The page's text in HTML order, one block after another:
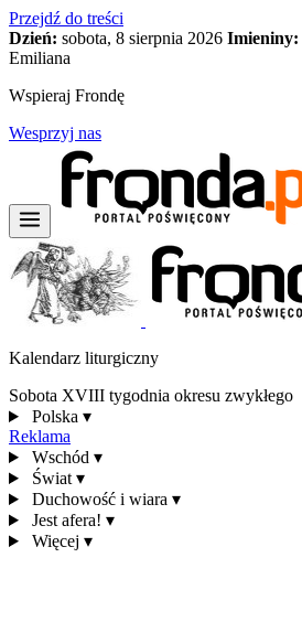
Przejdź do treści
Dzień: sobota, 8 sierpnia 2026 Imieniny:
Emiliana
Wspieraj Frondę
Wesprzyj nas
Kalendarz liturgiczny
Sobota XVIII tygodnia okresu zwykłego
Polska ▾
Reklama
Wschód ▾
Świat ▾
Duchowość i wiara ▾
Jest afera! ▾
Więcej ▾